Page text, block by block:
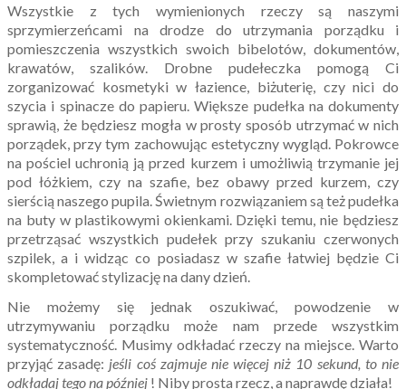
Wszystkie z tych wymienionych rzeczy są naszymi
sprzymierzeńcami na drodze do utrzymania porządku i
pomieszczenia wszystkich swoich bibelotów, dokumentów,
krawatów, szalików. Drobne pudełeczka pomogą Ci
zorganizować kosmetyki w łazience, biżuterię, czy nici do
szycia i spinacze do papieru. Większe pudełka na dokumenty
sprawią, że będziesz mogła w prosty sposób utrzymać w nich
porządek, przy tym zachowując estetyczny wygląd. Pokrowce
na pościel uchronią ją przed kurzem i umożliwią trzymanie jej
pod łóżkiem, czy na szafie, bez obawy przed kurzem, czy
sierścią naszego pupila. Świetnym rozwiązaniem są też pudełka
na buty w plastikowymi okienkami. Dzięki temu, nie będziesz
przetrząsać wszystkich pudełek przy szukaniu czerwonych
szpilek, a i widząc co posiadasz w szafie łatwiej będzie Ci
skompletować stylizację na dany dzień.
Nie możemy się jednak oszukiwać, powodzenie w
utrzymywaniu porządku może nam przede wszystkim
systematyczność. Musimy odkładać rzeczy na miejsce. Warto
przyjąć zasadę: jeśli coś zajmuje nie więcej niż 10 sekund, to nie
odkładaj tego na później ! Niby prosta rzecz, a naprawdę działa!